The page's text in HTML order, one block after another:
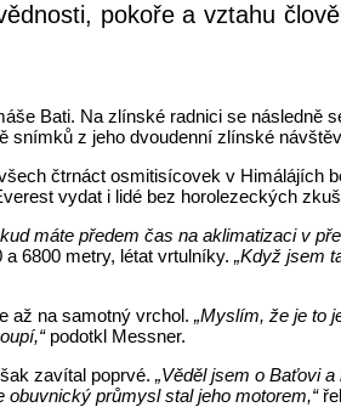
pokoře a vztahu
Bati. Na zlínské radnici se
snímků z jeho dvoudenní zlínské
čtrnáct osmitisícovek v
vydat i lidé bez horolezeckých
máte předem čas na aklimatizaci v
6800 metry, létat vrtulníky. „Když jsem
až na samotný vrchol.„Myslím, že je to
podotkl Messner.
zavítal poprvé.„Věděl jsem o Baťovi
průmysl stal jeho motorem,“